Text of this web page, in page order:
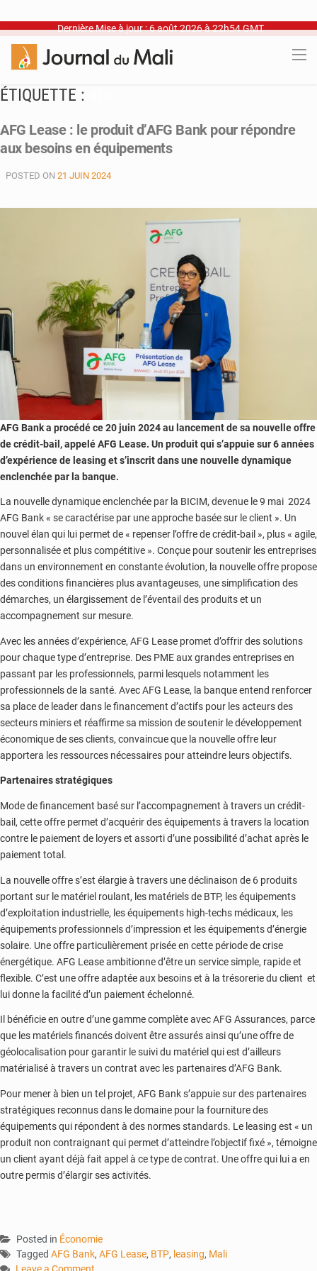
Dernière Mise à jour : 6 août 2026 à 22h54 GMT
ÉTIQUETTE :
AFG Lease : le produit d’AFG Bank pour répondre
aux besoins en équipements
POSTED ON 21 JUIN 2024
AFG Bank a procédé ce 20 juin 2024 au lancement de sa nouvelle offre
de crédit-bail, appelé AFG Lease. Un produit qui s’appuie sur 6 années
d’expérience de leasing et s’inscrit dans une nouvelle dynamique
enclenchée par la banque.
La nouvelle dynamique enclenchée par la BICIM, devenue le 9 mai 2024
AFG Bank « se caractérise par une approche basée sur le client ». Un
nouvel élan qui lui permet de « repenser l’offre de crédit-bail », plus « agile,
personnalisée et plus compétitive ». Conçue pour soutenir les entreprises
dans un environnement en constante évolution, la nouvelle offre propose
des conditions financières plus avantageuses, une simplification des
démarches, un élargissement de l’éventail des produits et un
accompagnement sur mesure.
Avec les années d’expérience, AFG Lease promet d’offrir des solutions
pour chaque type d’entreprise. Des PME aux grandes entreprises en
passant par les professionnels, parmi lesquels notamment les
professionnels de la santé. Avec AFG Lease, la banque entend renforcer
sa place de leader dans le financement d’actifs pour les acteurs des
secteurs miniers et réaffirme sa mission de soutenir le développement
économique de ses clients, convaincue que la nouvelle offre leur
apportera les ressources nécessaires pour atteindre leurs objectifs.
Partenaires stratégiques
Mode de financement basé sur l’accompagnement à travers un crédit-
bail, cette offre permet d’acquérir des équipements à travers la location
contre le paiement de loyers et assorti d’une possibilité d’achat après le
paiement total.
La nouvelle offre s’est élargie à travers une déclinaison de 6 produits
portant sur le matériel roulant, les matériels de BTP, les équipements
d’exploitation industrielle, les équipements high-techs médicaux, les
équipements professionnels d’impression et les équipements d’énergie
solaire. Une offre particulièrement prisée en cette période de crise
énergétique. AFG Lease ambitionne d’être un service simple, rapide et
flexible. C’est une offre adaptée aux besoins et à la trésorerie du client et
lui donne la facilité d’un paiement échelonné.
Il bénéficie en outre d’une gamme complète avec AFG Assurances, parce
que les matériels financés doivent être assurés ainsi qu’une offre de
géolocalisation pour garantir le suivi du matériel qui est d’ailleurs
matérialisé à travers un contrat avec les partenaires d’AFG Bank.
Pour mener à bien un tel projet, AFG Bank s’appuie sur des partenaires
stratégiques reconnus dans le domaine pour la fourniture des
équipements qui répondent à des normes standards. Le leasing est « un
produit non contraignant qui permet d’atteindre l’objectif fixé », témoigne
un client ayant déjà fait appel à ce type de contrat. Une offre qui lui a en
outre permis d’élargir ses activités.
Posted in Économie
Tagged AFG Bank, AFG Lease, BTP, leasing, Mali